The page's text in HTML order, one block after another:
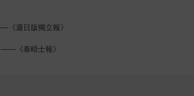
《週日版獨立報》
——《泰晤士報》